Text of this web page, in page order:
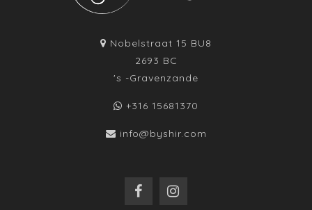
Nobelstraat 15 BU8
2693 BC
's -Gravenzande
+316 15681370
info@byshir.com